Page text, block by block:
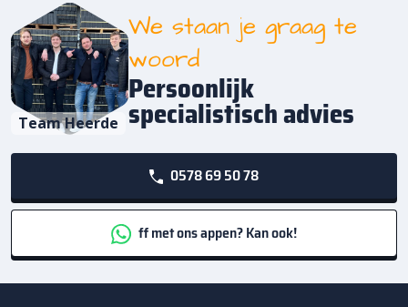
Team Heerde
We staan je graag te
woord
Persoonlijk
specialistisch advies
0578 69 50 78
ff met ons appen? Kan ook!